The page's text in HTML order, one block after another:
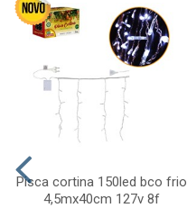
Pisca cortina 150led bco frio
4,5mx40cm 127v 8f